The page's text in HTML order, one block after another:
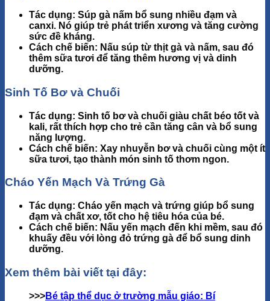
Tác dụng: Súp gà nấm bổ sung nhiều đạm và
canxi. Nó giúp trẻ phát triển xương và tăng cường
sức đề kháng.
Cách chế biến: Nấu súp từ thịt gà và nấm, sau đó
thêm sữa tươi để tăng thêm hương vị và dinh
dưỡng.
Sinh Tố Bơ và Chuối
Tác dụng: Sinh tố bơ và chuối giàu chất béo tốt và
kali, rất thích hợp cho trẻ cần tăng cân và bổ sung
năng lượng.
Cách chế biến: Xay nhuyễn bơ và chuối cùng một ít
sữa tươi, tạo thành món sinh tố thơm ngon.
Cháo Yến Mạch Và Trứng Gà
Tác dụng: Cháo yến mạch và trứng giúp bổ sung
đạm và chất xơ, tốt cho hệ tiêu hóa của bé.
Cách chế biến: Nấu yến mạch đến khi mềm, sau đó
khuấy đều với lòng đỏ trứng gà để bổ sung dinh
dưỡng.
Xem thêm bài viết tại đây:
>>>Bé tập thể dục ở trường mẫu giáo: Bí